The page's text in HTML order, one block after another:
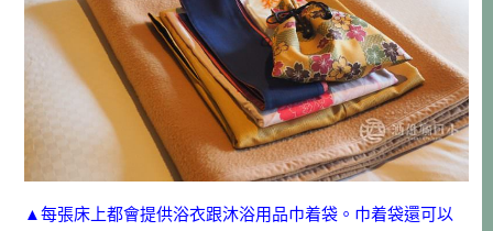
▲每張床上都會提供浴衣跟沐浴用品巾着袋。巾着袋還可以